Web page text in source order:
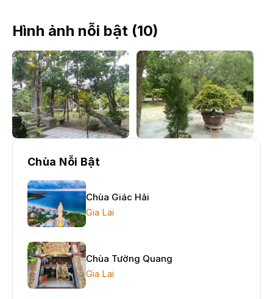
Hình ảnh nỗi bật (10)
Chùa Nỗi Bật
Chùa Giác Hải
Gia Lai
Chùa Tường Quang
Gia Lai